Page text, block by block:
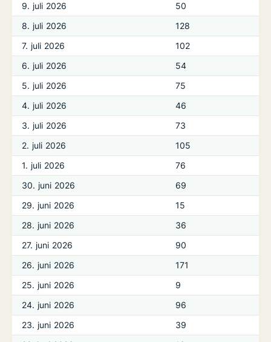
9. juli 2026
50
8. juli 2026
128
7. juli 2026
102
6. juli 2026
54
5. juli 2026
75
4. juli 2026
46
3. juli 2026
73
2. juli 2026
105
1. juli 2026
76
30. juni 2026
69
29. juni 2026
15
28. juni 2026
36
27. juni 2026
90
26. juni 2026
171
25. juni 2026
9
24. juni 2026
96
23. juni 2026
39